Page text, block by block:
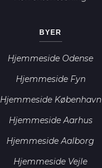
BYER
Hjemmeside Odense
Hjemmeside Fyn
Hjemmeside København
Hjemmeside Aarhus
Hjemmeside Aalborg
Hjemmeside Vejle